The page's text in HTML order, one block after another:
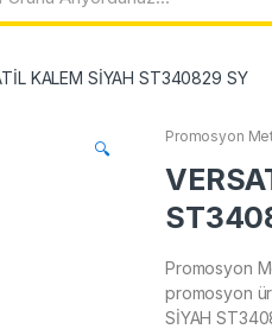
KALEM SİYAH ST340829 SY
🔍
Promosyon
Promosyon
promosyon
SİYAH